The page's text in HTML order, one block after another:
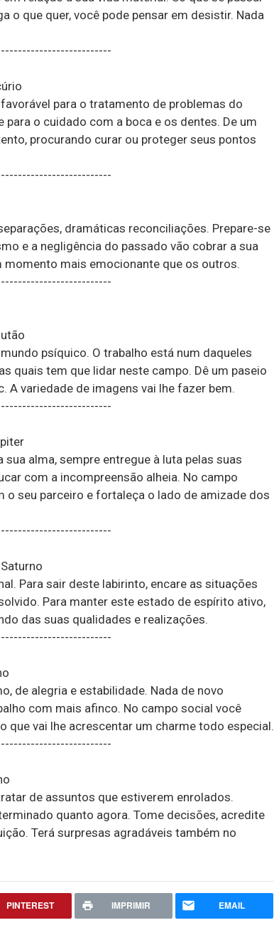
o que quer, você pode pensar em desistir. Nada
para o tratamento de problemas do
o cuidado com a boca e os dentes. De um
procurando curar ou proteger seus pontos
dramáticas reconciliações. Prepare-se
e a negligência do passado vão cobrar a sua
mais emocionante que os outros.
psíquico. O trabalho está num daqueles
quais tem que lidar neste campo. Dê um paseio
A variedade de imagens vai lhe fazer bem.
alma, sempre entregue à luta pelas suas
com a incompreensão alheia. No campo
o seu parceiro e fortaleça o lado de amizade dos
Para sair deste labirinto, encare as situações
Para manter este estado de espírito ativo,
das suas qualidades e realizações.
de alegria e estabilidade. Nada de novo
com mais afinco. No campo social você
vai lhe acrescentar um charme todo especial.
de assuntos que estiverem enrolados.
quanto agora. Tome decisões, acredite
Terá surpresas agradáveis também no
PINTEREST IMPRIMIR EMAIL